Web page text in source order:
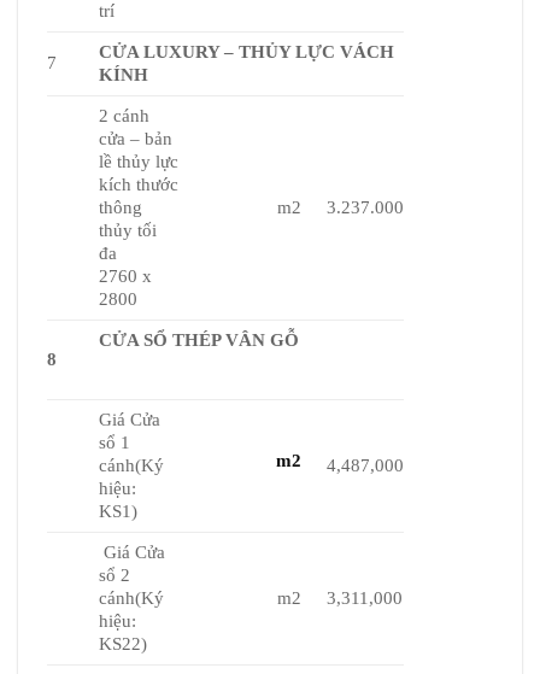
trí
7
CỬA LUXURY – THỦY LỰC VÁCH
KÍNH
2 cánh
cửa – bản
lề thủy lực
kích thước
thông
thủy tối
đa
2760 x
2800
m2 3.237.000
8
CỬA SỔ THÉP VÂN GỖ
Giá Cửa
sổ 1
cánh(Ký
hiệu:
KS1)
m2 4,487,000
Giá Cửa
sổ 2
cánh(Ký
hiệu:
KS22)
m2 3,311,000